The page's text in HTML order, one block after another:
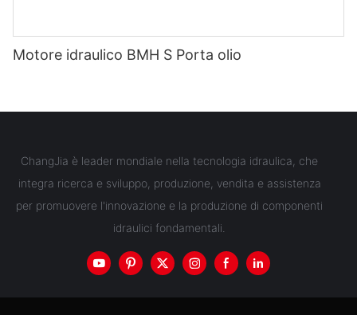
Motore idraulico BMH S Porta olio
ChangJia è leader mondiale nella tecnologia idraulica, che
integra ricerca e sviluppo, produzione, vendita e assistenza
per promuovere l'innovazione e la produzione di componenti
idraulici fondamentali.